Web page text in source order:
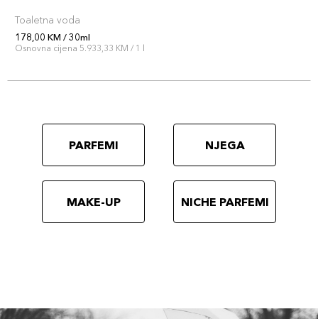
Toaletna voda
178,00 KM / 30ml
Osnovna cijena 5.933,33 KM / 1 l
PARFEMI NJEGA
MAKE-UP NICHE PARFEMI